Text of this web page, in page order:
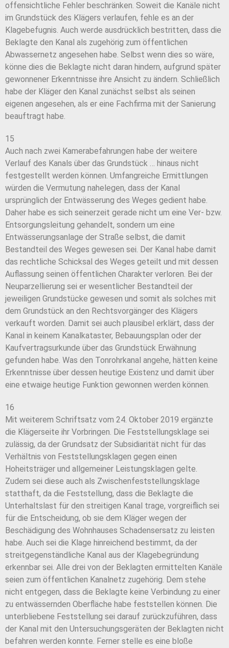
offensichtliche Fehler beschränken. Soweit die Kanäle nicht
im Grundstück des Klägers verlaufen, fehle es an der
Klagebefugnis. Auch werde ausdrücklich bestritten, dass die
Beklagte den Kanal als zugehörig zum öffentlichen
Abwassernetz angesehen habe. Selbst wenn dies so wäre,
könne dies die Beklagte nicht daran hindern, aufgrund später
gewonnener Erkenntnisse ihre Ansicht zu ändern. Schließlich
habe der Kläger den Kanal zunächst selbst als seinen
eigenen angesehen, als er eine Fachfirma mit der Sanierung
beauftragt habe.
15
Auch nach zwei Kamerabefahrungen habe der weitere
Verlauf des Kanals über das Grundstück … hinaus nicht
festgestellt werden können. Umfangreiche Ermittlungen
würden die Vermutung nahelegen, dass der Kanal
ursprünglich der Entwässerung des Weges gedient habe.
Daher habe es sich seinerzeit gerade nicht um eine Ver- bzw.
Entsorgungsleitung gehandelt, sondern um eine
Entwässerungsanlage der Straße selbst, die damit
Bestandteil des Weges gewesen sei. Der Kanal habe damit
das rechtliche Schicksal des Weges geteilt und mit dessen
Auflassung seinen öffentlichen Charakter verloren. Bei der
Neuparzellierung sei er wesentlicher Bestandteil der
jeweiligen Grundstücke gewesen und somit als solches mit
dem Grundstück an den Rechtsvorgänger des Klägers
verkauft worden. Damit sei auch plausibel erklärt, dass der
Kanal in keinem Kanalkataster, Bebauungsplan oder der
Kaufvertragsurkunde über das Grundstück Erwähnung
gefunden habe. Was den Tonrohrkanal angehe, hätten keine
Erkenntnisse über dessen heutige Existenz und damit über
eine etwaige heutige Funktion gewonnen werden können.
16
Mit weiterem Schriftsatz vom 24. Oktober 2019 ergänzte
die Klägerseite ihr Vorbringen. Die Feststellungsklage sei
zulässig, da der Grundsatz der Subsidiarität nicht für das
Verhältnis von Feststellungsklagen gegen einen
Hoheitsträger und allgemeiner Leistungsklagen gelte.
Zudem sei diese auch als Zwischenfeststellungsklage
statthaft, da die Feststellung, dass die Beklagte die
Unterhaltslast für den streitigen Kanal trage, vorgreiflich sei
für die Entscheidung, ob sie dem Kläger wegen der
Beschädigung des Wohnhauses Schadensersatz zu leisten
habe. Auch sei die Klage hinreichend bestimmt, da der
streitgegenständliche Kanal aus der Klagebegründung
erkennbar sei. Alle drei von der Beklagten ermittelten Kanäle
seien zum öffentlichen Kanalnetz zugehörig. Dem stehe
nicht entgegen, dass die Beklagte keine Verbindung zu einer
zu entwässernden Oberfläche habe feststellen können. Die
unterbliebene Feststellung sei darauf zurückzuführen, dass
der Kanal mit den Untersuchungsgeräten der Beklagten nicht
befahren werden konnte. Ferner stelle es eine bloße